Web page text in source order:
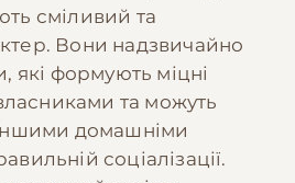
сміливий та
Вони надзвичайно
які формують міцні
та можуть
домашніми
соціалізації.